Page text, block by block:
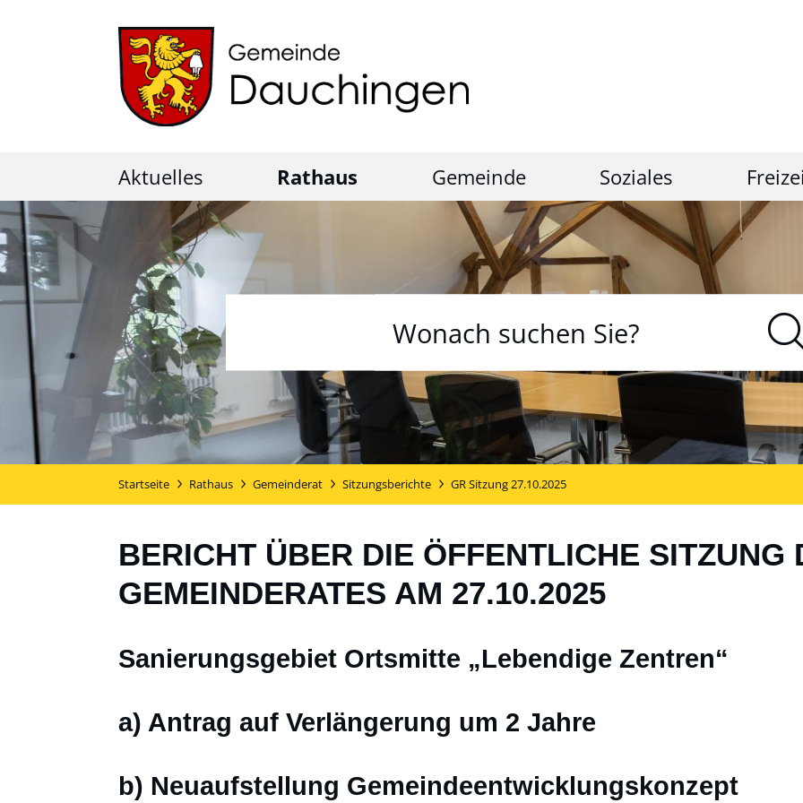
Aktuelles Rathaus Gemeinde Soziales
Startseite Rathaus Gemeinderat Sitzungsberichte GR Sitzung 27.10.2025
BERICHT ÜBER DIE ÖFFENTLICHE SITZUNG
GEMEINDERATES AM 27.10.2025
Sanierungsgebiet Ortsmitte „Lebendige Zentren“
a) Antrag auf Verlängerung um 2 Jahre
b) Neuaufstellung Gemeindeentwicklungskonzept